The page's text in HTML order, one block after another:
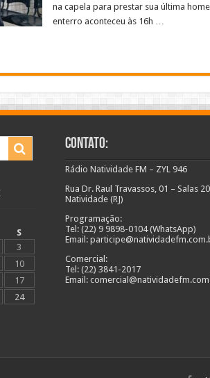
na capela para prestar sua última
enterro aconteceu às 16h …
S
3
10
17
24
Contato:
Rádio Natividade FM – ZYL 946
Rua Dr. Raul Travassos, 01 – Salas
Natividade (RJ)
Programação:
Tel: (22) 9 9898-0104 (WhatsApp)
Email:
Comercial:
Tel: (22) 3841-2017
Email: